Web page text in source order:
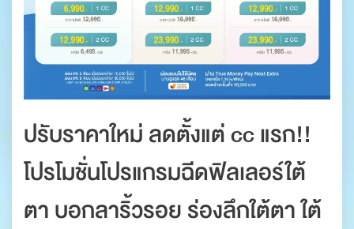
ปรับราคาใหม่ ลดตั้งแต่ cc แรก!!
โปรโมชั่นโปรแกรมฉีดฟิลเลอร์ใต้
ตา บอกลาริ้วรอย ร่องลึกใต้ตา ใต้